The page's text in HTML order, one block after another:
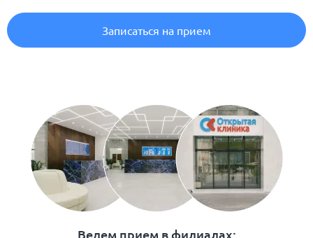
Ведем прием в филиалах:
Записаться на прием